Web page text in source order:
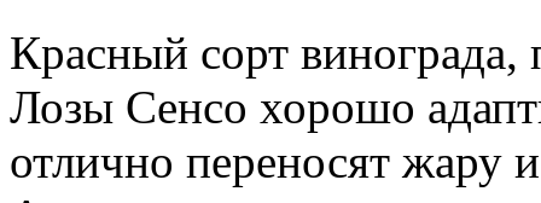
Красный сорт
Лозы Сенсо хорошо
отлично переносят жару и